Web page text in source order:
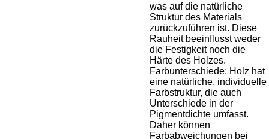
was auf die natürliche
Struktur des Materials
zurückzuführen ist. Diese
Rauheit beeinflusst weder
die Festigkeit noch die
Härte des Holzes.
Farbunterschiede: Holz hat
eine natürliche, individuelle
Farbstruktur, die auch
Unterschiede in der
Pigmentdichte umfasst.
Daher können
Farbabweichungen bei